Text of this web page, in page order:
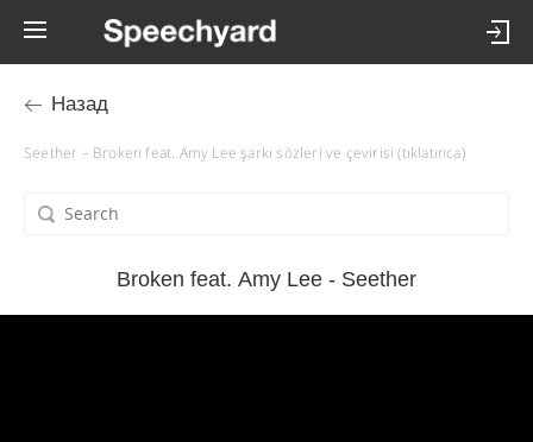
Назад
Seether – Broken feat. Amy Lee şarkı sözleri ve çevirisi (tıklatınca)
Broken feat. Amy Lee - Seether